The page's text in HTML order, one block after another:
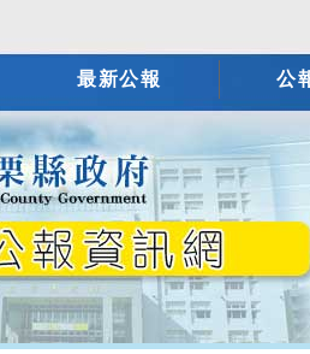
最新公報 公